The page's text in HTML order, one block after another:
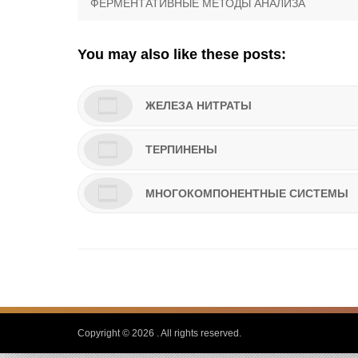
записям
ФЕРМЕНТАТИВНЫЕ МЕТОДЫ АНАЛИЗА
You may also like these posts:
ЖЕЛЕЗА НИТРАТЫ
ТЕРПИНЕНЫ
МНОГОКОМПОНЕНТНЫЕ СИСТЕМЫ
Copyright © 2026 . All rights reserved.